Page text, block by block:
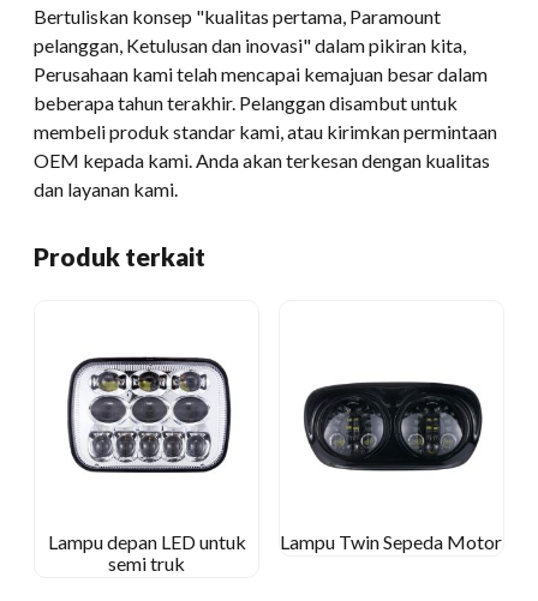
Bertuliskan konsep "kualitas pertama, Paramount
pelanggan, Ketulusan dan inovasi" dalam pikiran kita,
Perusahaan kami telah mencapai kemajuan besar dalam
beberapa tahun terakhir. Pelanggan disambut untuk
membeli produk standar kami, atau kirimkan permintaan
OEM kepada kami. Anda akan terkesan dengan kualitas
dan layanan kami.
Produk terkait
Lampu depan LED untuk
semi truk
Lampu Twin Sepeda Motor